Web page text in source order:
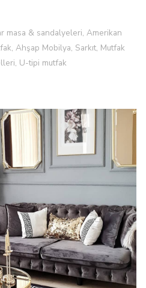
masa & sandalyeleri, Amerikan
Ahşap Mobilya, Sarkıt, Mutfak
U-tipi mutfak